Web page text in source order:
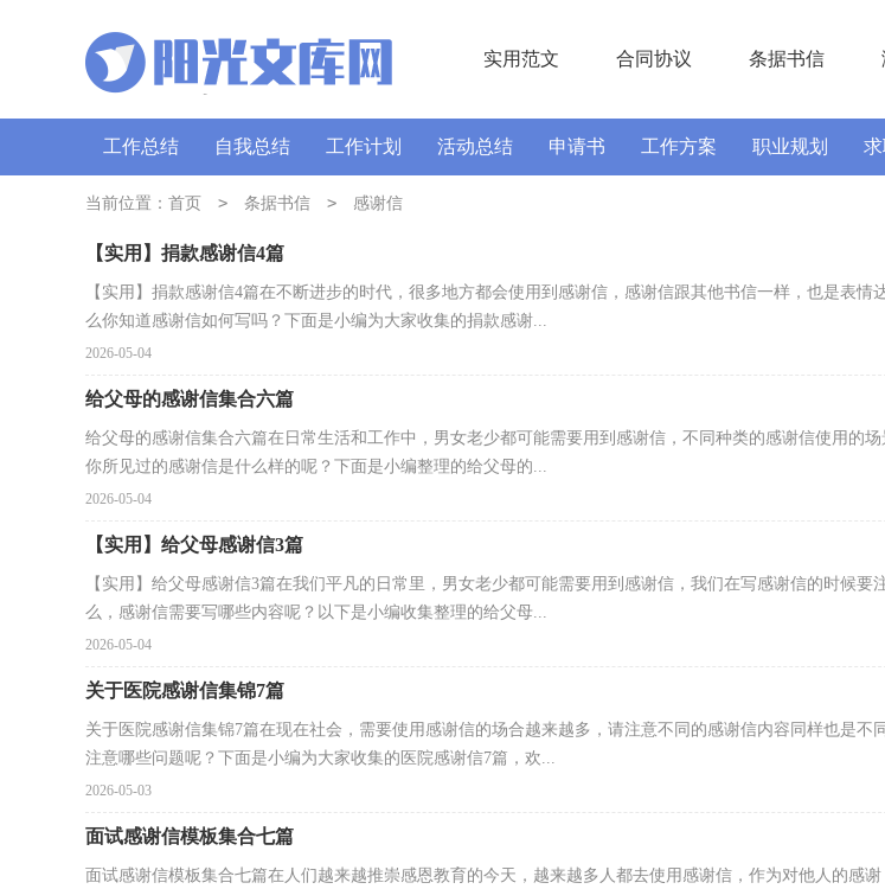
实用范文 合同协议 条据书信
工作总结 自我总结 工作计划 活动总结 申请书 工作方案 职业规划
讲话稿 广播稿 通讯稿 口号
当前位置： 首页 > 条据书信 > 感谢信
【实用】捐款感谢信4篇
【实用】捐款感谢信4篇在不断进步的时代，很多地方都会使用到感谢信，感谢信跟其他书信一样，也是表情
么你知道感谢信如何写吗？下面是小编为大家收集的捐款感谢...
2026-05-04
给父母的感谢信集合六篇
给父母的感谢信集合六篇在日常生活和工作中，男女老少都可能需要用到感谢信，不同种类的感谢信使用的场
你所见过的感谢信是什么样的呢？下面是小编整理的给父母的...
2026-05-04
【实用】给父母感谢信3篇
【实用】给父母感谢信3篇在我们平凡的日常里，男女老少都可能需要用到感谢信，我们在写感谢信的时候要
么，感谢信需要写哪些内容呢？以下是小编收集整理的给父母...
2026-05-04
关于医院感谢信集锦7篇
关于医院感谢信集锦7篇在现在社会，需要使用感谢信的场合越来越多，请注意不同的感谢信内容同样也是不
注意哪些问题呢？下面是小编为大家收集的医院感谢信7篇，欢...
2026-05-03
面试感谢信模板集合七篇
面试感谢信模板集合七篇在人们越来越推崇感恩教育的今天，越来越多人都去使用感谢信，作为对他人的感